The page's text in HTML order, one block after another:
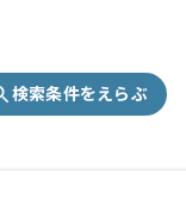
検索条件をえらぶ